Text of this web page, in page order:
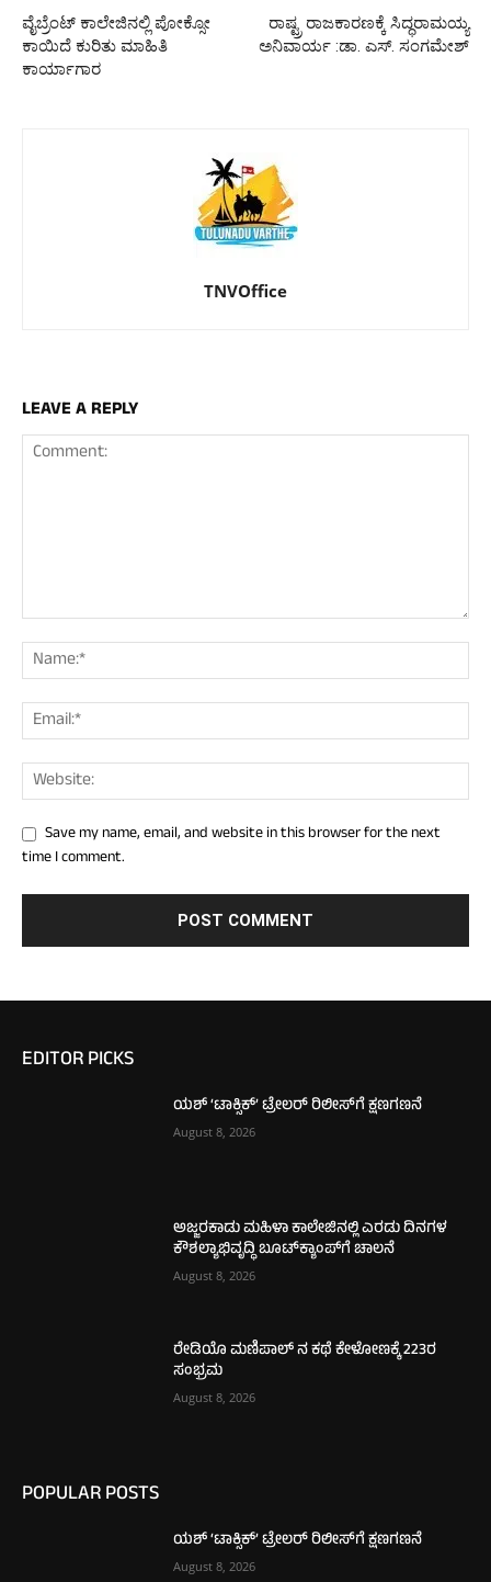
ವೈಬ್ರೆಂಟ್ ಕಾಲೇಜಿನಲ್ಲಿ ಪೋಕ್ಸೋ
ಕಾಯಿದೆ ಕುರಿತು ಮಾಹಿತಿ
ಕಾರ್ಯಾಗಾರ
ರಾಷ್ಟ್ರ ರಾಜಕಾರಣಕ್ಕೆ ಸಿದ್ಧರಾಮಯ್ಯ
ಅನಿವಾರ್ಯ :ಡಾ. ಎಸ್. ಸಂಗಮೇಶ್
TNVOffice
LEAVE A REPLY
Save my name, email, and website in this browser for the next
time I comment.
EDITOR PICKS
ಯಶ್ ‘ಟಾಕ್ಸಿಕ್’ ಟ್ರೇಲರ್ ರಿಲೀಸ್‌ಗೆ ಕ್ಷಣಗಣನೆ
August 8, 2026
ಅಜ್ಜರಕಾಡು ಮಹಿಳಾ ಕಾಲೇಜಿನಲ್ಲಿ ಎರಡು ದಿನಗಳ
ಕೌಶಲ್ಯಾಭಿವೃದ್ಧಿ ಬೂಟ್‌ಕ್ಯಾಂಪ್‌ಗೆ ಚಾಲನೆ
August 8, 2026
ರೇಡಿಯೊ ಮಣಿಪಾಲ್ ನ ಕಥೆ ಕೇಳೋಣಕ್ಕೆ 223ರ
ಸಂಭ್ರಮ
August 8, 2026
POPULAR POSTS
ಯಶ್ ‘ಟಾಕ್ಸಿಕ್’ ಟ್ರೇಲರ್ ರಿಲೀಸ್‌ಗೆ ಕ್ಷಣಗಣನೆ
August 8, 2026